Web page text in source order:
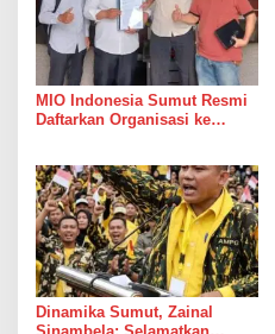
MIO Indonesia Sumut Resmi
Daftarkan Organisasi ke
Media Online
Dinamika Sumut, Zainal